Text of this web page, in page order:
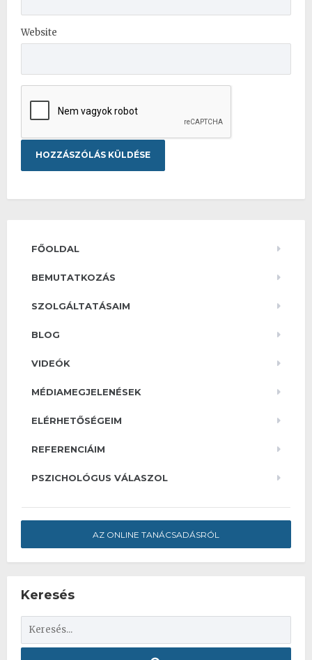
Website
FŐOLDAL
BEMUTATKOZÁS
SZOLGÁLTATÁSAIM
BLOG
VIDEÓK
MÉDIAMEGJELENÉSEK
ELÉRHETŐSÉGEIM
REFERENCIÁIM
PSZICHOLÓGUS VÁLASZOL
AZ ONLINE TANÁCSADÁSRÓL
Keresés